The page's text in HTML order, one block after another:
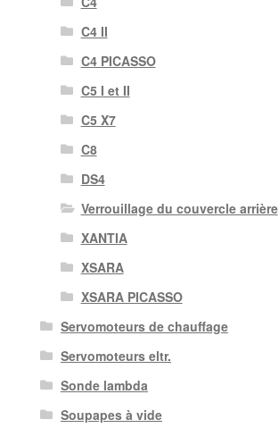
C4 II
C4 PICASSO
C5 I et II
C5 X7
C8
DS4
Verrouillage du couvercle arrière
XANTIA
XSARA
XSARA PICASSO
Servomoteurs de chauffage
Servomoteurs eltr.
Sonde lambda
Soupapes à vide